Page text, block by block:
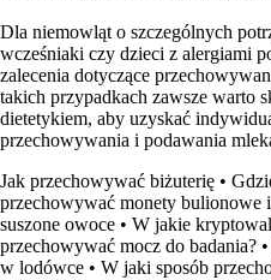
Dla niemowląt o szczególnych
wcześniaki czy dzieci z alergiami
zalecenia dotyczące
takich przypadkach zawsze warto
dietetykiem, aby uzyskać
przechowywania i podawania
Jak przechowywać biżuterię •
przechowywać monety bulionowe i
suszone owoce • W jakie
przechowywać mocz do badania? •
w lodówce • W jaki sposób